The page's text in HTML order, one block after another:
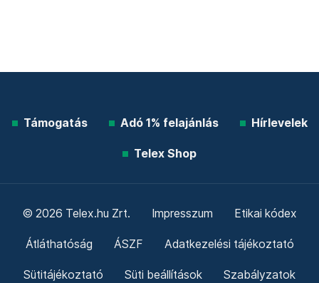
Támogatás Adó 1% felajánlás Hírlevelek
Telex Shop
© 2026 Telex.hu Zrt. Impresszum Etikai kódex
Átláthatóság ÁSZF Adatkezelési tájékoztató
Sütitájékoztató Süti beállítások Szabályzatok